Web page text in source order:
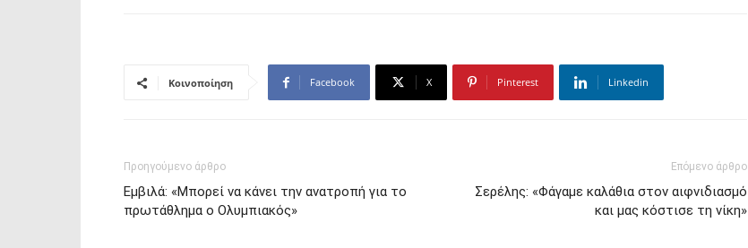
Κοινοποίηση Facebook X Pinterest Linkedin
Προηγούμενο άρθρο
Εμβιλά: «Μπορεί να κάνει την ανατροπή για το
πρωτάθλημα ο Ολυμπιακός»
Επόμενο άρθρο
Σερέλης: «Φάγαμε καλάθια στον αιφνιδιασμό
και μας κόστισε τη νίκη»